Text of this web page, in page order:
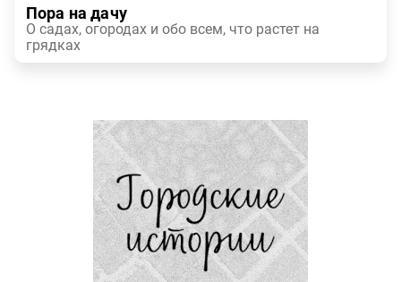
Пора на дачу
О садах, огородах и обо всем, что растет на
грядках